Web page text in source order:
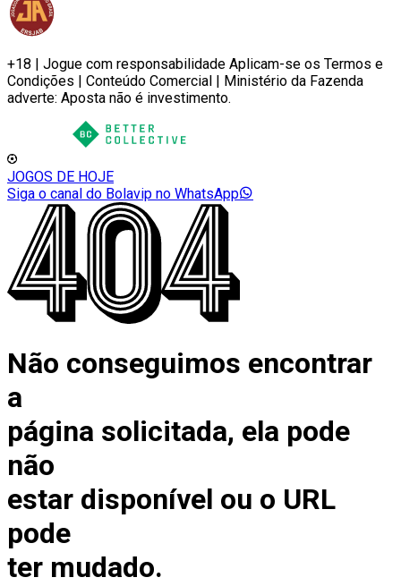
+18 | Jogue com responsabilidade Aplicam-se os Termos e
Condições | Conteúdo Comercial | Ministério da Fazenda
adverte: Aposta não é investimento.
JOGOS DE HOJE
Siga o canal do Bolavip no WhatsApp
Não conseguimos encontrar
a
página solicitada, ela pode
não
estar disponível ou o URL
pode
ter mudado.